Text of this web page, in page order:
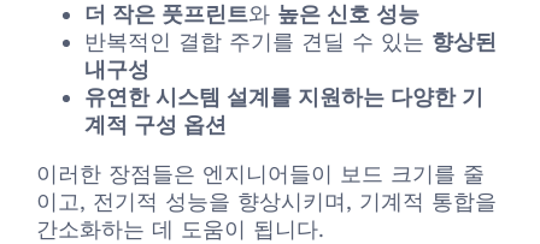
더 작은 풋프린트와 높은 신호 성능
반복적인 결합 주기를 견딜 수 있는 향상된
내구성
유연한 시스템 설계를 지원하는 다양한 기
계적 구성 옵션
이러한 장점들은 엔지니어들이 보드 크기를 줄
이고, 전기적 성능을 향상시키며, 기계적 통합을
간소화하는 데 도움이 됩니다.